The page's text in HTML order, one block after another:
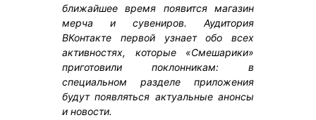
ближайшее время появится магазин
мерча и сувениров. Аудитория
ВКонтакте первой узнает обо всех
активностях, которые «Смешарики»
приготовили поклонникам: в
специальном разделе приложения
будут появляться актуальные анонсы
и новости.